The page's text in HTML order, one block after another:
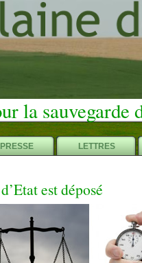
la sauvegarde
PRESSE LETTRES
est déposé